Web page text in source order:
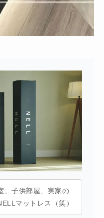
、子供部屋、実家の
マットレス（笑）